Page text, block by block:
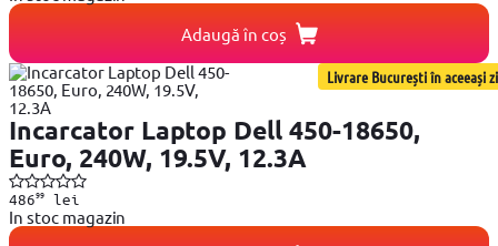
Adaugă în coș
Livrare București în aceeași zi
Incarcator Laptop Dell 450-18650,
Euro, 240W, 19.5V, 12.3A
48699lei
In stoc magazin